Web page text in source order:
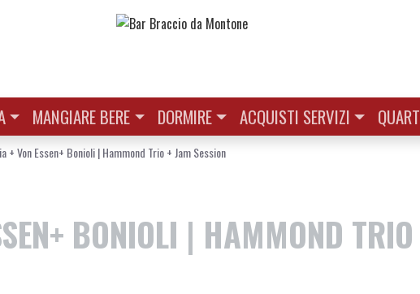
MANGIARE BERE DORMIRE ACQUISTI SERVIZI
+ Von Essen+ Bonioli | Hammond Trio + Jam Session
BONIOLI | HAMMOND